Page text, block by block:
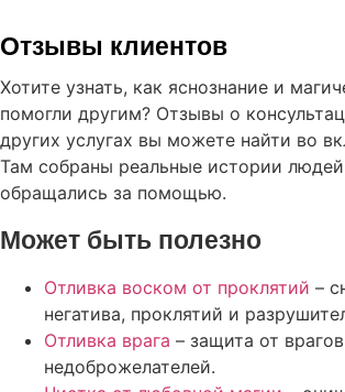
Отзывы клиентов
Хотите узнать, как яснознание и
помогли другим? Отзывы о
других услугах вы можете найти во
Там собраны реальные истории
обращались за помощью.
Может быть полезно
Отливка воском от проклятий –
негатива, проклятий и
Отливка врага – защита от
недоброжелателей.